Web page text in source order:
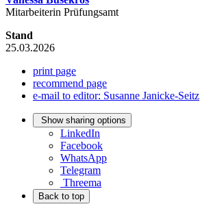
Mitarbeiterin Prüfungsamt
Stand
25.03.2026
print page
recommend page
e-mail to editor: Susanne Janicke-Seitz
Show sharing options
LinkedIn
Facebook
WhatsApp
Telegram
Threema
Back to top